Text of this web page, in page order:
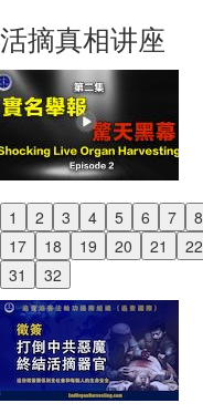
活摘真相讲座
1 2 3 4 5 6 7 8
17
18 19 20 21 22
31
32
Previous
Next